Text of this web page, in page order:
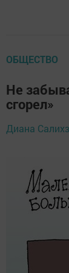
ОБЩЕСТВО
Не
сгорел»
Диана